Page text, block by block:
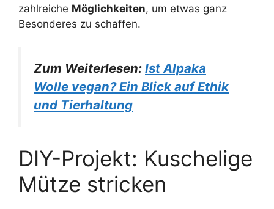
zahlreiche Möglichkeiten, um etwas ganz
Besonderes zu schaffen.
Zum Weiterlesen: Ist Alpaka
Wolle vegan? Ein Blick auf Ethik
und Tierhaltung
DIY-Projekt: Kuschelige
Mütze stricken